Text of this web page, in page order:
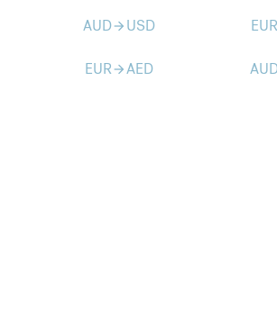
AUDarrow_forward USD EUR
EURarrow_forwardAED